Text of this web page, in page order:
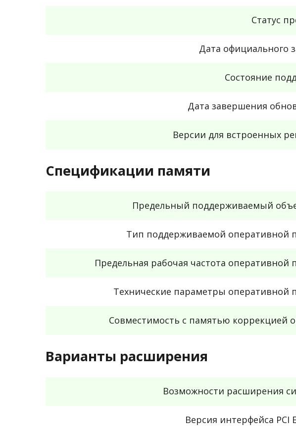
Статус
Дата официального
Состояние
Дата завершения
Версии для встроенных
Спецификации памяти
Предельный поддерживаемый
Тип поддерживаемой оперативной
Предельная рабочая частота оперативной
Технические параметры оперативной
Совместимость с памятью коррекцией
Варианты расширения
Возможности расширения
Версия интерфейса PCI